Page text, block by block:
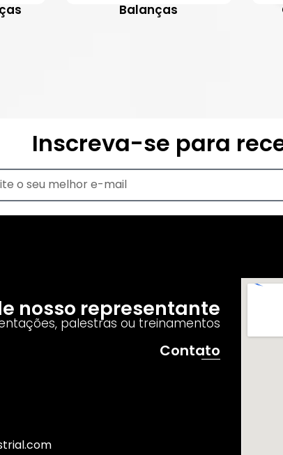
Balanças
Inscreva-se para
nosso representante
palestras ou treinamentos
Contato